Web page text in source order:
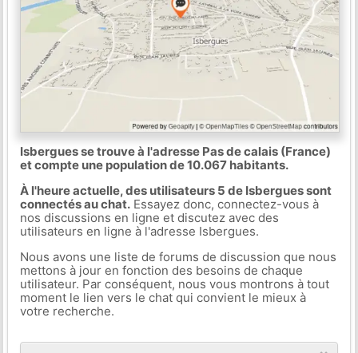
Isbergues se trouve à l'adresse Pas de calais (France)
et compte une population de 10.067 habitants.
À l'heure actuelle, des utilisateurs 5 de Isbergues sont
connectés au chat.Essayez donc, connectez-vous à
nos discussions en ligne et discutez avec des
utilisateurs en ligne à l'adresse Isbergues.
Nous avons une liste de forums de discussion que nous
mettons à jour en fonction des besoins de chaque
utilisateur. Par conséquent, nous vous montrons à tout
moment le lien vers le chat qui convient le mieux à
votre recherche.